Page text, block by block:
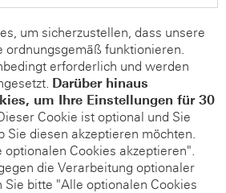
um sicherzustellen, dass unsere
ordnungsgemäß funktionieren.
erforderlich und werden
Darüber hinaus
um Ihre Einstellungen für 30
Cookie ist optional und Sie
Sie diesen akzeptieren möchten.
optionalen Cookies akzeptieren".
die Verarbeitung optionaler
Sie bitte "Alle optionalen Cookies